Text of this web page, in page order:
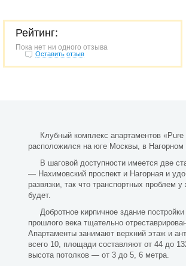
Рейтинг:
Пока нет ни одного отзыва
Оставить отзыв
Клубный комплекс апартаментов «Pure
расположился на юге Москвы, в Нагорном
В шаговой доступности имеется две
— Нахимовский проспект и Нагорная и
развязки, так что транспортных проблем
будет.
Добротное кирпичное здание
прошлого века тщательно
Апартаменты занимают верхний этаж и
всего 10, площади составляют от 44 до
высота потолков — от 3 до 5, 6 метра.